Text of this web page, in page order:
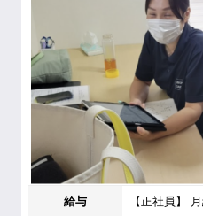
給与 【正社員】